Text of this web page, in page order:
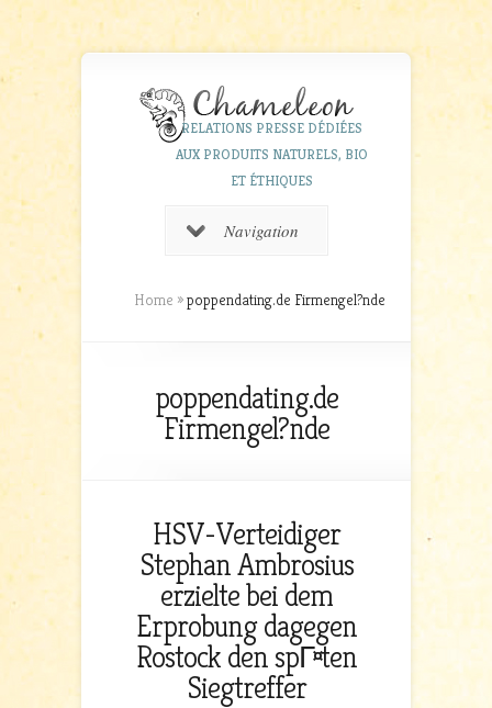
RELATIONS PRESSE DÉDIÉES
AUX PRODUITS NATURELS, BIO
ET ÉTHIQUES
Navigation
Home »poppendating.de Firmengel?nde
poppendating.de
Firmengel?nde
HSV-Verteidiger
Stephan Ambrosius
erzielte bei dem
Erprobung dagegen
Rostock den spГ¤ten
Siegtreffer